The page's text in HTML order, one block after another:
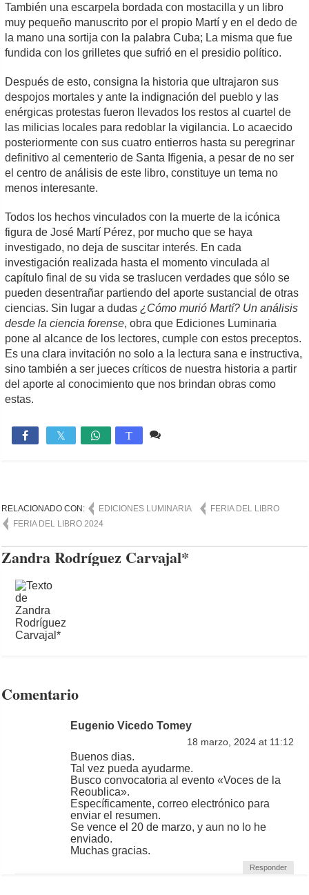
También una escarpela bordada con mostacilla y un libro
muy pequeño manuscrito por el propio Martí y en el dedo de
la mano una sortija con la palabra Cuba; La misma que fue
fundida con los grilletes que sufrió en el presidio político.
Después de esto, consigna la historia que ultrajaron sus
despojos mortales y ante la indignación del pueblo y las
enérgicas protestas fueron llevados los restos al cuartel de
las milicias locales para redoblar la vigilancia. Lo acaecido
posteriormente con sus cuatro entierros hasta su peregrinar
definitivo al cementerio de Santa Ifigenia, a pesar de no ser
el centro de análisis de este libro, constituye un tema no
menos interesante.
Todos los hechos vinculados con la muerte de la icónica
figura de José Martí Pérez, por mucho que se haya
investigado, no deja de suscitar interés. En cada
investigación realizada hasta el momento vinculada al
capítulo final de su vida se traslucen verdades que sólo se
pueden desentrañar partiendo del aporte sustancial de otras
ciencias. Sin lugar a dudas¿Cómo murió Martí? Un análisis
desde la ciencia forense, obra que Ediciones Luminaria
pone al alcance de los lectores, cumple con estos preceptos.
Es una clara invitación no solo a la lectura sana e instructiva,
sino también a ser jueces críticos de nuestra historia a partir
del aporte al conocimiento que nos brindan obras como
estas.
 T
RELACIONADO CON: EDICIONES LUMINARIA
FERIA DEL LIBRO
FERIA DEL LIBRO 2024
Zandra Rodríguez Carvajal*
Comentario
Eugenio Vicedo Tomey
18 marzo, 2024 at 11:12
Buenos dias.
Tal vez pueda ayudarme.
Busco convocatoria al evento «Voces de la
Reoublica».
Específicamente, correo electrónico para
enviar el resumen.
Se vence el 20 de marzo, y aun no lo he
enviado.
Muchas gracias.
Responder